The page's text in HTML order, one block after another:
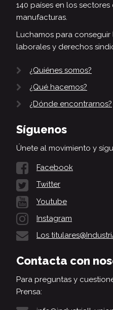
140 países en los
manufacturas.
Luchamos para
laborales y derechos
¿Quiénes somos?
¿Qué hacemos?
¿Dónde encontrarnos?
Síguenos
Únete al movimiento y
Facebook
Twitter
Youtube
Instagram
Los
Contacta con
Para preguntas y
Prensa: